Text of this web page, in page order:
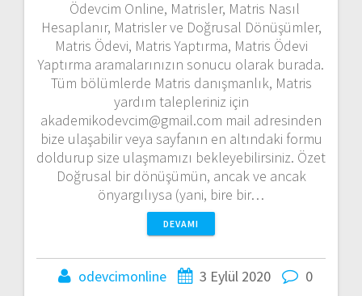
Ödevcim Online, Matrisler, Matris Nasıl
Hesaplanır, Matrisler ve Doğrusal Dönüşümler,
Matris Ödevi, Matris Yaptırma, Matris Ödevi
Yaptırma aramalarınızın sonucu olarak burada.
Tüm bölümlerde Matris danışmanlık, Matris
yardım talepleriniz için
akademikodevcim@gmail.com mail adresinden
bize ulaşabilir veya sayfanın en altındaki formu
doldurup size ulaşmamızı bekleyebilirsiniz. Özet
Doğrusal bir dönüşümün, ancak ve ancak
önyargılıysa (yani, bire bir…
DEVAMI
odevcimonline 3 Eylül 2020 0